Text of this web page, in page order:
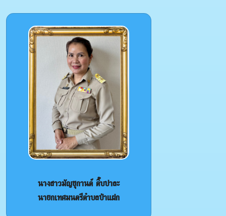
นางสาวมัญชุกานต์ ติ๊บปาละ
นายกเทศมนตรีตำบลป่าแฝก